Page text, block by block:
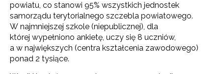
powiatu, co stanowi 95% wszystkich jednostek
samorządu terytorialnego szczebla powiatowego.
W najmniejszej szkole (niepublicznej), dla
której wypełniono ankietę, uczy się 8 uczniów,
a w największych (centra kształcenia zawodowego)
ponad 2 tysiące.